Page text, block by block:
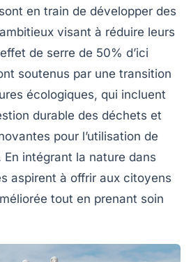
en train de développer des
ambitieux visant à réduire leurs
de serre de 50% d’ici
soutenus par une transition
écologiques, qui incluent
durable des déchets et
pour l’utilisation de
En intégrant la nature dans
aspirent à offrir aux citoyens
tout en prenant soin